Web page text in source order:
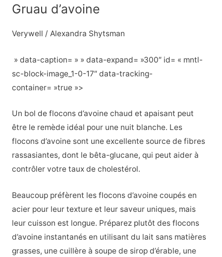
Gruau d’avoine
Verywell / Alexandra Shytsman
» data-caption= » » data-expand= »300″ id= « mntl-
sc-block-image_1-0-17″ data-tracking-
container= »true »>
Un bol de flocons d’avoine chaud et apaisant peut
être le remède idéal pour une nuit blanche. Les
flocons d’avoine sont une excellente source de fibres
rassasiantes, dont le bêta-glucane, qui peut aider à
contrôler votre taux de cholestérol.
Beaucoup préfèrent les flocons d’avoine coupés en
acier pour leur texture et leur saveur uniques, mais
leur cuisson est longue. Préparez plutôt des flocons
d’avoine instantanés en utilisant du lait sans matières
grasses, une cuillère à soupe de sirop d’érable, une